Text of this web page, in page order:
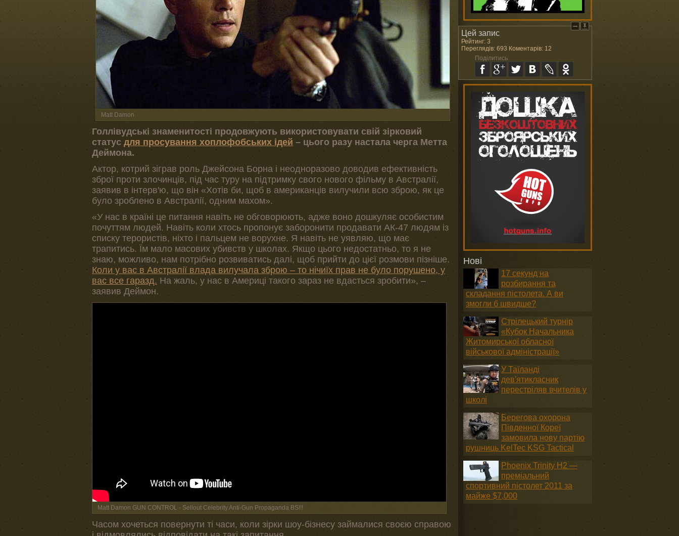
Matt Damon
Голлівудські знаменитості продовжують використовувати свій зірковий
статус для просування хоплофобських ідей – цього разу настала черга Метта
Деймона.
Актор, котрий зіграв роль Джейсона Борна і неодноразово доводив ефективність
зброї проти злочинців, під час туру на підтримку свого нового фільму в Австралії,
заявив в інтерв'ю, що він «Хотів би, щоб в американців вилучили всю зброю, як це
було зроблено в Австралії, одним махом».
«У нас в країні це питання навіть не обговорюють, адже воно дошкуляє особистим
почуттям людей. Навіть коли хтось пропонує заборонити продавати АК-47 людям із
списку терористів, ніхто і пальцем не ворухне. Я навіть не уявляю, що має
трапитись. Їм мало масових убивств у школах. Якщо цього недостатньо, то я не
знаю, можливо, нам потрібно розвиватись далі, щоб прийти до цієї розмови пізніше.
Коли у вас в Австралії влада вилучала зброю – то нічиїх прав не було порушено, у
вас все гаразд. На жаль, у нас в Америці такого зараз не вдасться зробити», –
заявив Деймон.
Matt Damon GUN CONTROL - Sellout Celebrity Anti-Gun Propaganda BS!!!
Часом хочеться повернути ті часи, коли зірки шоу-бізнесу займалися своєю справою
Нові
17 секунд на
розбирання та
складання пістолета. А ви
змогли б швидше?
Стрілецький турнір
«Кубок Начальника
Житомирської обласної
військової адміністрації»
У Таїланді
дев'ятикласник
перестріляв вчителів у
школі
Берегова охорона
Південної Кореї
замовила нову партію
рушниць KelTec KSG Tactical
Phoenix Trinity H2 —
преміальний
спортивний пістолет 2011 за
майже $7,000
Цей запис
Рейтинг: 3
Переглядів: 693 Коментарів: 12
Поділитись